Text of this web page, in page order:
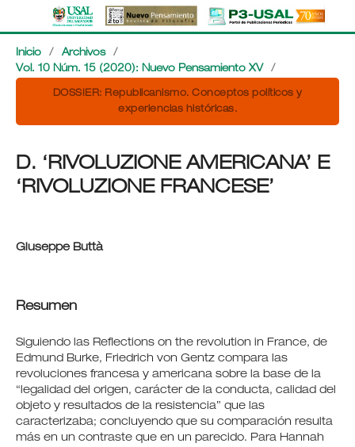
Inicio / Archivos
/
Vol. 10 Núm. 15 (2020): Nuevo Pensamiento XV
/
DOSSIER: Republicanismo. Conceptos políticos y
experiencias históricas.
D. ‘RIVOLUZIONE AMERICANA’ E
‘RIVOLUZIONE FRANCESE’
Giuseppe Buttà
Resumen
Siguiendo las Reflections on the revolution in France, de
Edmund Burke, Friedrich von Gentz compara las
revoluciones francesa y americana sobre la base de la
“legalidad del origen, carácter de la conducta, calidad del
objeto y resultados de la resistencia” que las
caracterizaba; concluyendo que su comparación resulta
más en un contraste que en un parecido. Para Hannah